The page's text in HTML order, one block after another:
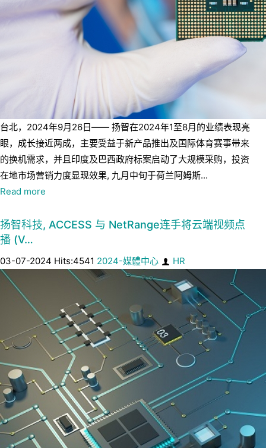
台北，2024年9月26日—— 扬智在2024年1至8月的业绩表现亮
眼，成长接近两成，主要受益于新产品推出及国际体育赛事带来
的换机需求，并且印度及巴西政府标案启动了大规模采购，投资
在地市场营销力度显现效果, 九月中旬于荷兰阿姆斯...
Read more
扬智科技, ACCESS 与 NetRange连手将云端视频点
播 (V…
03-07-2024 Hits:4541 2024-媒體中心 HR